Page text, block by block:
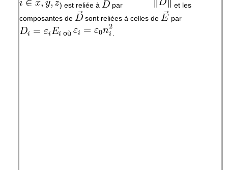
) est reliée à par
et les
composantes de
sont reliées à celles de
par
où